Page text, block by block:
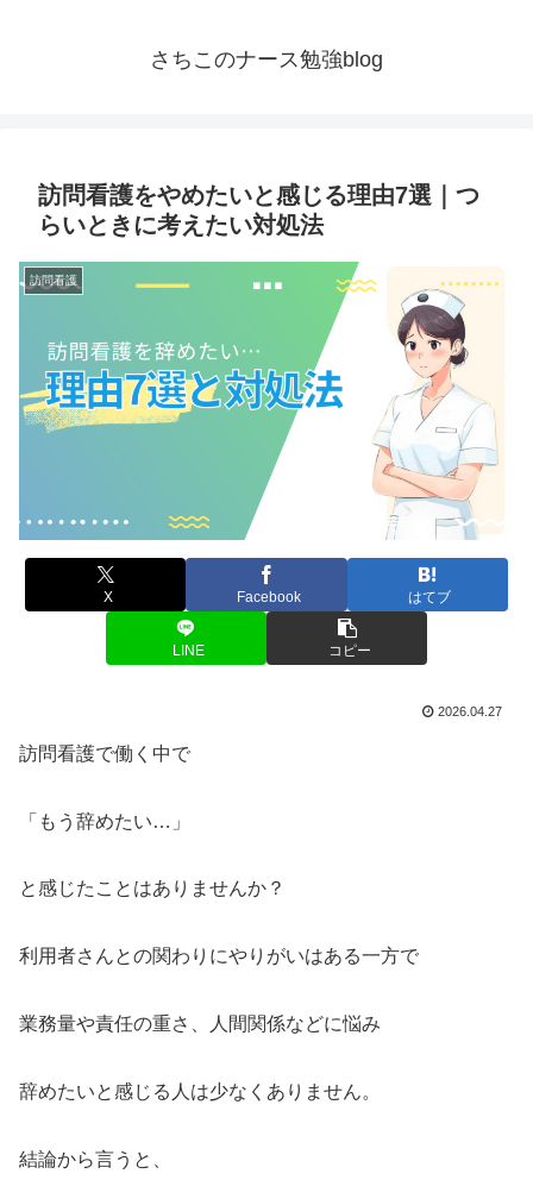
さちこのナース勉強blog
訪問看護をやめたいと感じる理由7選｜つ
らいときに考えたい対処法
訪問看護
X Facebook はてブ
LINE コピー
2026.04.27
訪問看護で働く中で
「もう辞めたい…」
と感じたことはありませんか？
利用者さんとの関わりにやりがいはある一方で
業務量や責任の重さ、人間関係などに悩み
辞めたいと感じる人は少なくありません。
結論から言うと、